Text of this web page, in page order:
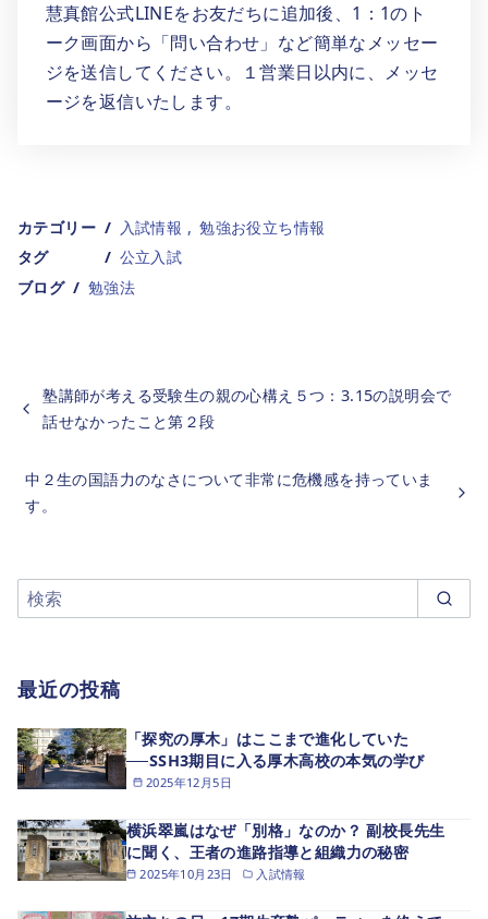
慧真館公式LINEをお友だちに追加後、1：1のト
ーク画面から「問い合わせ」など簡単なメッセー
ジを送信してください。１営業日以内に、メッセ
ージを返信いたします。
カテゴリー 入試情報
勉強お役立ち情報
タグ
公立入試
ブログ
勉強法
塾講師が考える受験生の親の心構え５つ：3.15の説明会で
話せなかったこと第２段
中２生の国語力のなさについて非常に危機感を持っていま
す。
最近の投稿
2025年12月5日
「探究の厚木」はここまで進化していた
──SSH3期目に入る厚木高校の本気の学び
2025年10月23日 入試情報
横浜翠嵐はなぜ「別格」なのか？ 副校長先生
に聞く、王者の進路指導と組織力の秘密